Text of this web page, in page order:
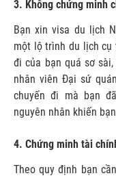
3. Không chứng minh
Bạn xin visa du lịch
một lộ trình du lịch cụ
đi của bạn quá sơ
nhân viên Đại sứ
chuyến đi mà bạn
nguyên nhân khiến
4. Chứng minh tài
Theo quy định bạn